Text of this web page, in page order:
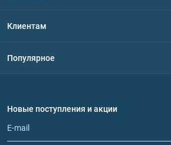
Политика конфиденциальности
Обмен и возврат
Клиентам
Популярное
Протеин
Гейнеры
Новые поступления и акции